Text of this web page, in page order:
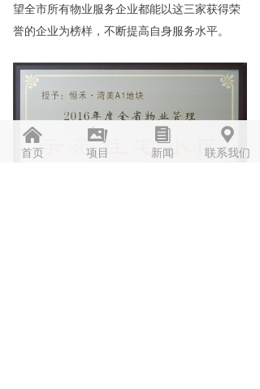
望全市所有物业服务企业都能以这三家获得荣
誉的企业为榜样，不断提高自身服务水平。
낀
首页
끡
项目
뀴
新闻
끇
联系我们